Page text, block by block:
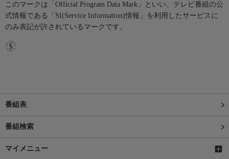
このマークは「Official Program Data Mark」といい、テレビ番組の公
式情報である「SI(Service Information)情報」を利用したサービスに
のみ表記が許されているマークです。
番組表
番組検索
マイメニュー